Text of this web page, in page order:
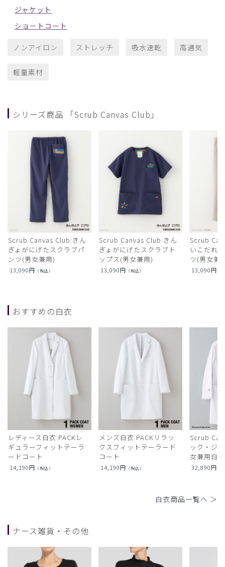
ジャケット
ショートコート
ノンアイロン ストレッチ 吸水速乾 高通気
軽量素材
シリーズ商品 「Scrub Canvas Club」
Scrub Canvas Club:きん
ぎょがにげたスクラブパ
ンツ(男女兼用)
13,090円 （税込）
Scrub Canvas Club:きん
ぎょがにげたスクラブト
ップス(男女兼用)
13,090円 （税込）
Scrub
いこだれ
ツ(男女兼
13,090円
おすすめの白衣
レディース白衣:PACKレ
ギュラーフィットテーラ
ードコート
14,190円 （税込）
メンズ白衣:PACKリラッ
クスフィットテーラード
コート
14,190円 （税込）
Scrub
ック・ジ
女兼用白
32,890円
白衣商品一覧へ ＞
ナース雑貨・その他